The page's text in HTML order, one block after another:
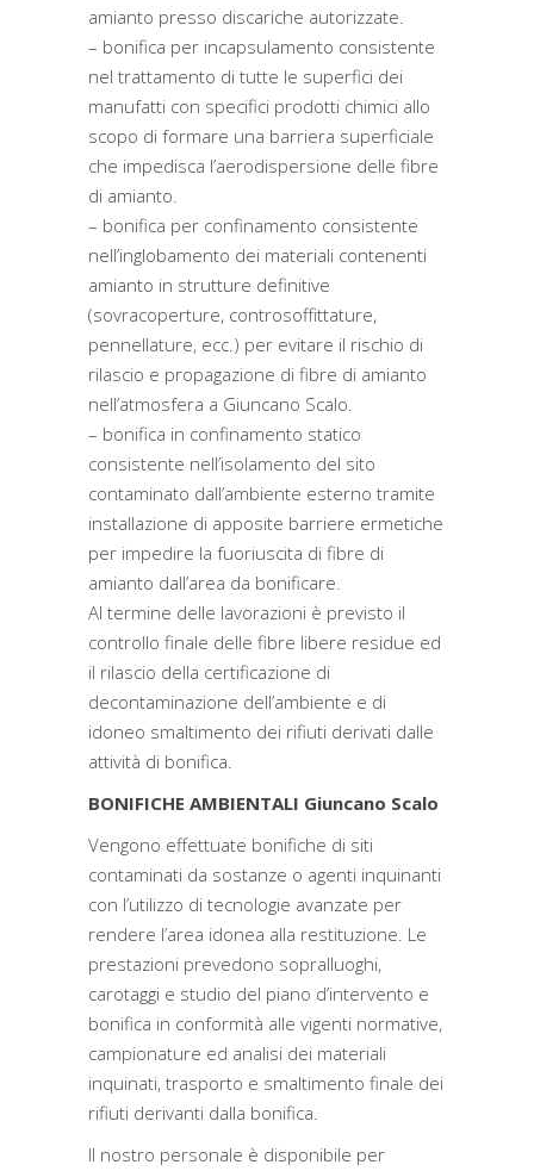
amianto presso discariche autorizzate.
– bonifica per incapsulamento consistente
nel trattamento di tutte le superfici dei
manufatti con specifici prodotti chimici allo
scopo di formare una barriera superficiale
che impedisca l’aerodispersione delle fibre
di amianto.
– bonifica per confinamento consistente
nell’inglobamento dei materiali contenenti
amianto in strutture definitive
(sovracoperture, controsoffittature,
pennellature, ecc.) per evitare il rischio di
rilascio e propagazione di fibre di amianto
nell’atmosfera a Giuncano Scalo.
– bonifica in confinamento statico
consistente nell’isolamento del sito
contaminato dall’ambiente esterno tramite
installazione di apposite barriere ermetiche
per impedire la fuoriuscita di fibre di
amianto dall’area da bonificare.
Al termine delle lavorazioni è previsto il
controllo finale delle fibre libere residue ed
il rilascio della certificazione di
decontaminazione dell’ambiente e di
idoneo smaltimento dei rifiuti derivati dalle
attività di bonifica.
BONIFICHE AMBIENTALI Giuncano Scalo
Vengono effettuate bonifiche di siti
contaminati da sostanze o agenti inquinanti
con l’utilizzo di tecnologie avanzate per
rendere l’area idonea alla restituzione. Le
prestazioni prevedono sopralluoghi,
carotaggi e studio del piano d’intervento e
bonifica in conformità alle vigenti normative,
campionature ed analisi dei materiali
inquinati, trasporto e smaltimento finale dei
rifiuti derivanti dalla bonifica.
Il nostro personale è disponibile per